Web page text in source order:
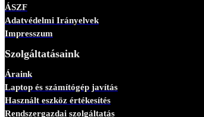
ÁSZF
Adatvédelmi Irányelvek
Impresszum
Szolgáltatásaink
Áraink
Laptop és számítógép javítás
Használt eszköz értékesítés
Rendszergazdai szolgáltatás